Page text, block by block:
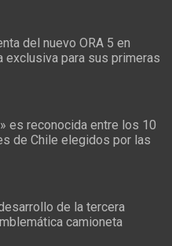
del nuevo ORA 5 en
exclusiva para sus primeras
es reconocida entre los 10
de Chile elegidos por las
de la tercera
camioneta